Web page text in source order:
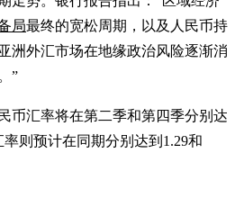
局最终的宽松周期，以及人民币持
洲外汇市场在地缘政治风险逐渐消
”
币汇率将在第二季和第四季分别达
则预计在同期分别达到1.29和